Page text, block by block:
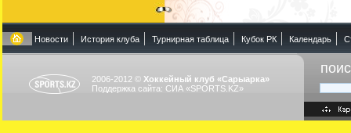
Новости История клуба Турнирная таблица Кубок РК Календарь
2006-2012 © Хоккейный клуб «Сарыарка»
Поддержка сайта: СИА «SPORTS.KZ»